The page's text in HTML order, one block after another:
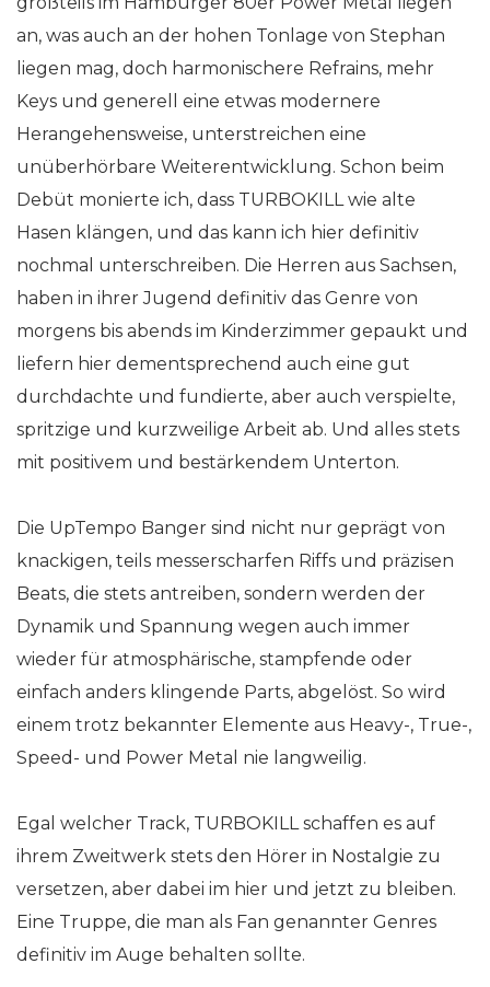
an, was auch an der hohen Tonlage von Stephan
liegen mag, doch harmonischere Refrains, mehr
Keys und generell eine etwas modernere
Herangehensweise, unterstreichen eine
unüberhörbare Weiterentwicklung. Schon beim
Debüt monierte ich, dass TURBOKILL wie alte
Hasen klängen, und das kann ich hier definitiv
nochmal unterschreiben. Die Herren aus Sachsen,
haben in ihrer Jugend definitiv das Genre von
morgens bis abends im Kinderzimmer gepaukt und
liefern hier dementsprechend auch eine gut
durchdachte und fundierte, aber auch verspielte,
spritzige und kurzweilige Arbeit ab. Und alles stets
mit positivem und bestärkendem Unterton.
Die UpTempo Banger sind nicht nur geprägt von
knackigen, teils messerscharfen Riffs und präzisen
Beats, die stets antreiben, sondern werden der
Dynamik und Spannung wegen auch immer
wieder für atmosphärische, stampfende oder
einfach anders klingende Parts, abgelöst. So wird
einem trotz bekannter Elemente aus Heavy-, True-,
Speed- und Power Metal nie langweilig.
Egal welcher Track, TURBOKILL schaffen es auf
ihrem Zweitwerk stets den Hörer in Nostalgie zu
versetzen, aber dabei im hier und jetzt zu bleiben.
Eine Truppe, die man als Fan genannter Genres
definitiv im Auge behalten sollte.